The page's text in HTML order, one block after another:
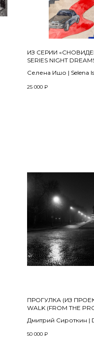
ИЗ СЕРИИ
SERIES NIGHT
Селена Ишо | Selena
25 000 ₽
ПРОГУЛКА (ИЗ
WALK (FROM THE
Дмитрий Сироткин |
50 000 ₽